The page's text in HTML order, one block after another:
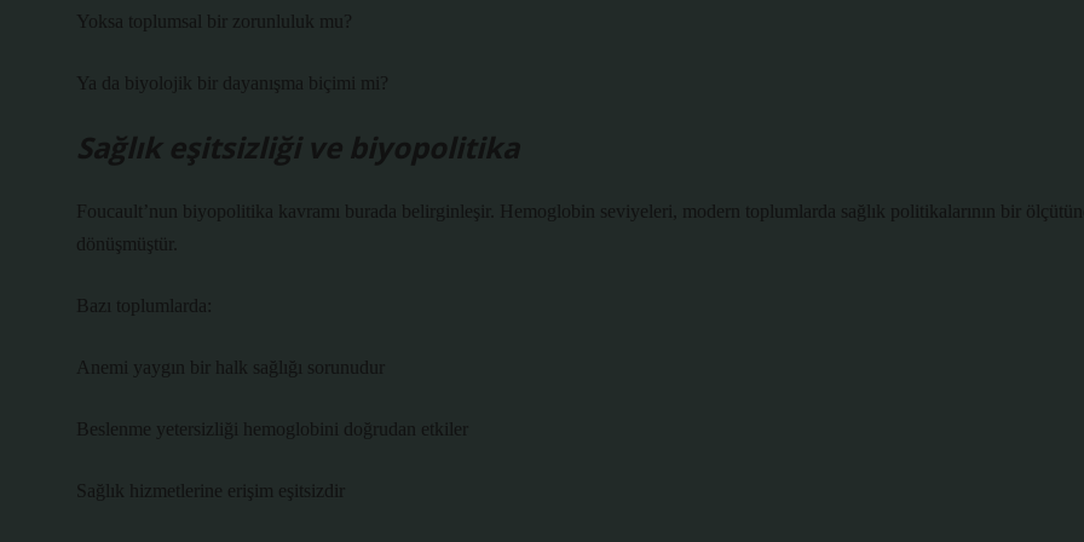
Yoksa toplumsal bir zorunluluk mu?
Ya da biyolojik bir dayanışma biçimi mi?
Sağlık eşitsizliği ve biyopolitika
Foucault’nun biyopolitika kavramı burada belirginleşir. Hemoglobin seviyeleri, modern toplumlarda sağlık politikalarının bir
dönüşmüştür.
Bazı toplumlarda:
Anemi yaygın bir halk sağlığı sorunudur
Beslenme yetersizliği hemoglobini doğrudan etkiler
Sağlık hizmetlerine erişim eşitsizdir